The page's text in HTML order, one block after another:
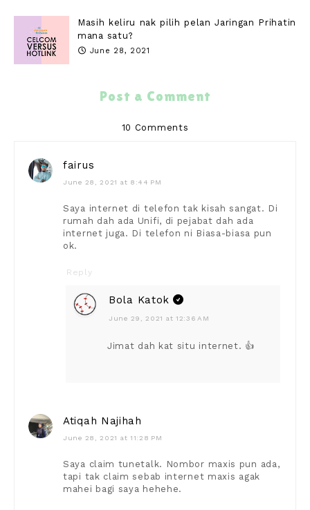
Masih keliru nak pilih pelan Jaringan Prihatin
mana satu?
June 28, 2021
Post a Comment
10 Comments
fairus
June 28, 2021 at 8:44 PM
Saya internet di telefon tak kisah sangat. Di
rumah dah ada Unifi, di pejabat dah ada
internet juga. Di telefon ni Biasa-biasa pun
ok.
Reply
Bola Katok
June 29, 2021 at 12:36 AM
Jimat dah kat situ internet. 👍
Atiqah Najihah
June 28, 2021 at 11:28 PM
Saya claim tunetalk. Nombor maxis pun ada,
tapi tak claim sebab internet maxis agak
mahei bagi saya hehehe.